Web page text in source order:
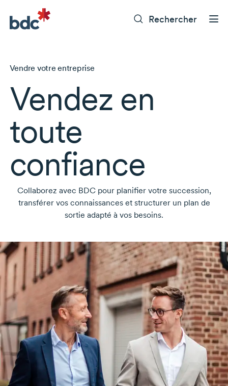
Rechercher
Vendre votre entreprise
Vendez en
toute
confiance
Collaborez avec BDC pour planifier votre succession,
transférer vos connaissances et structurer un plan de
sortie adapté à vos besoins.